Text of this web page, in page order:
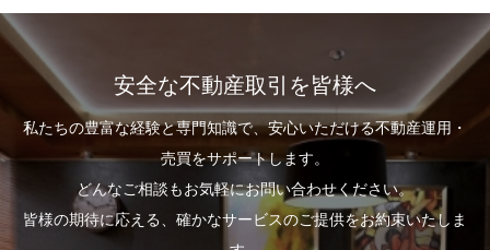
安全な不動産取引を皆様へ
私たちの豊富な経験と専門知識で、安心いただける不動産運用・
売買をサポートします。
どんなご相談もお気軽にお問い合わせください。
皆様の期待に応える、確かなサービスのご提供をお約束いたしま